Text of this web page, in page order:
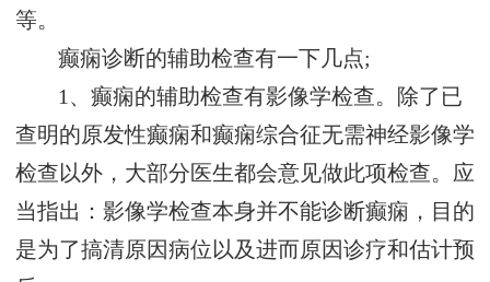
等。
癫痫诊断的辅助检查有一下几点;
1、癫痫的辅助检查有影像学检查。除了已
查明的原发性癫痫和癫痫综合征无需神经影像学
检查以外，大部分医生都会意见做此项检查。应
当指出：影像学检查本身并不能诊断癫痫，目的
是为了搞清原因病位以及进而原因诊疗和估计预